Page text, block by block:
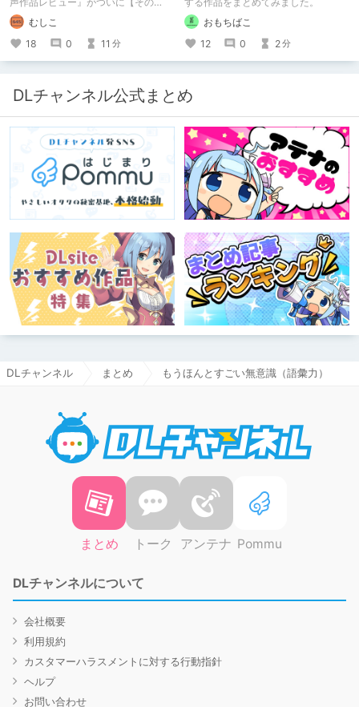
50】を迎えました！ 約7年半チクニー
し続け、おシコり報告をしてきただけ
ですけど記念は記念。 皆様への感謝
を伝えたり、これまでの投稿を振り返
ります。
むしこ
18
0 11 分
おもちばこ
12
0 2分
DLチャンネル公式まとめ
DLチャンネル まとめ もうほんとすごい無意識（語彙力）
まとめ トーク アンテナ Pommu
DLチャンネルについて
会社概要
利用規約
カスタマーハラスメントに対する行動指針
ヘルプ
お問い合わせ